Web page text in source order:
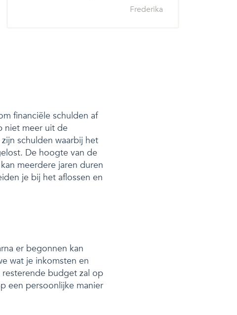
Frederika
financiële schulden af
niet meer uit de
schulden waarbij het
De hoogte van de
meerdere jaren duren
je bij het aflossen en
er begonnen kan
wat je inkomsten en
budget zal op
een persoonlijke manier